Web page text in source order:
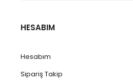
HESABIM
Hesabım
Sipariş Takip